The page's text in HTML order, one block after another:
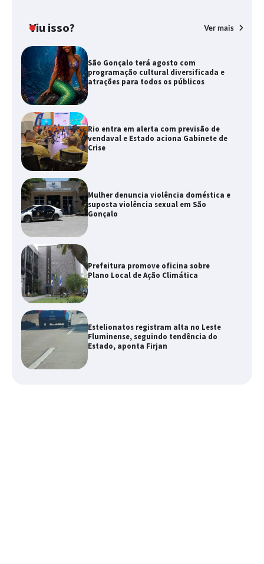
Viu isso? Ver mais
São Gonçalo terá agosto com
programação cultural diversificada e
atrações para todos os públicos
Rio entra em alerta com previsão de
vendaval e Estado aciona Gabinete de
Crise
Mulher denuncia violência doméstica e
suposta violência sexual em São
Gonçalo
Prefeitura promove oficina sobre
Plano Local de Ação Climática
Estelionatos registram alta no Leste
Fluminense, seguindo tendência do
Estado, aponta Firjan